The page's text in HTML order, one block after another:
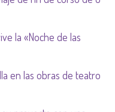
la «Noche de las
en las obras de teatro